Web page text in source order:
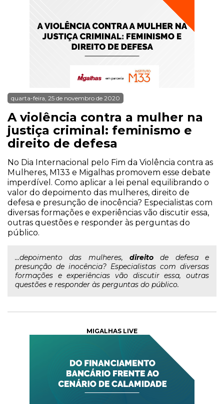
quarta-feira, 25 de novembro de 2020
A violência contra a mulher na
justiça criminal: feminismo e
direito de defesa
No Dia Internacional pelo Fim da Violência contra as
Mulheres, M133 e Migalhas promovem esse debate
imperdível. Como aplicar a lei penal equilibrando o
valor do depoimento das mulheres, direito de
defesa e presunção de inocência? Especialistas com
diversas formações e experiências vão discutir essa,
outras questões e responder às perguntas do
público.
...depoimento das mulheres, direito de defesa e
presunção de inocência? Especialistas com diversas
formações e experiências vão discutir essa, outras
questões e responder às perguntas do público.
MIGALHAS LIVE